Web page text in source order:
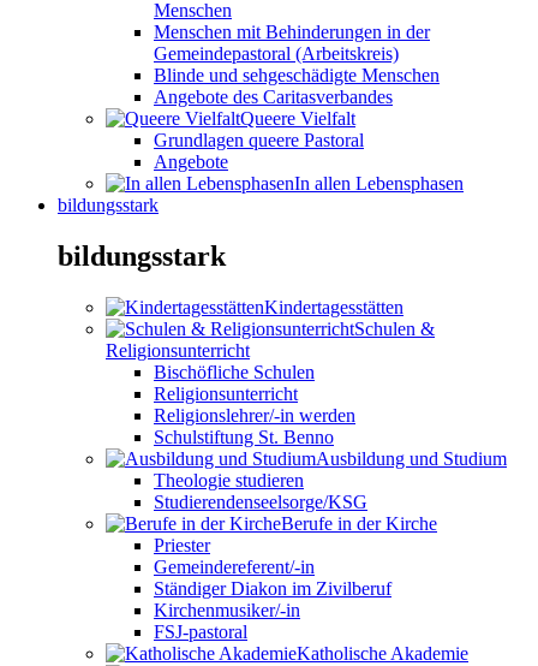
Menschen
Menschen mit Behinderungen in der
Gemeindepastoral (Arbeitskreis)
Blinde und sehgeschädigte Menschen
Angebote des Caritasverbandes
Queere Vielfalt
Grundlagen queere Pastoral
Angebote
In allen Lebensphasen
bildungsstark
bildungsstark
Kindertagesstätten
Schulen &
Religionsunterricht
Bischöfliche Schulen
Religionsunterricht
Religionslehrer/-in werden
Schulstiftung St. Benno
Ausbildung und Studium
Theologie studieren
Studierendenseelsorge/KSG
Berufe in der Kirche
Priester
Gemeindereferent/-in
Ständiger Diakon im Zivilberuf
Kirchenmusiker/-in
FSJ-pastoral
Katholische Akademie